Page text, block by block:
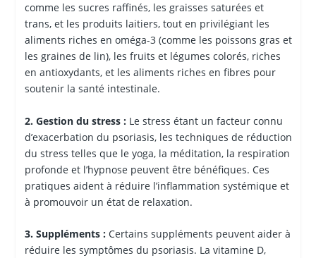
comme les sucres raffinés, les graisses saturées et
trans, et les produits laitiers, tout en privilégiant les
aliments riches en oméga-3 (comme les poissons gras et
les graines de lin), les fruits et légumes colorés, riches
en antioxydants, et les aliments riches en fibres pour
soutenir la santé intestinale.
2. Gestion du stress :Le stress étant un facteur connu
d’exacerbation du psoriasis, les techniques de réduction
du stress telles que le yoga, la méditation, la respiration
profonde et l’hypnose peuvent être bénéfiques. Ces
pratiques aident à réduire l’inflammation systémique et
à promouvoir un état de relaxation.
3. Suppléments :Certains suppléments peuvent aider à
réduire les symptômes du psoriasis. La vitamine D,